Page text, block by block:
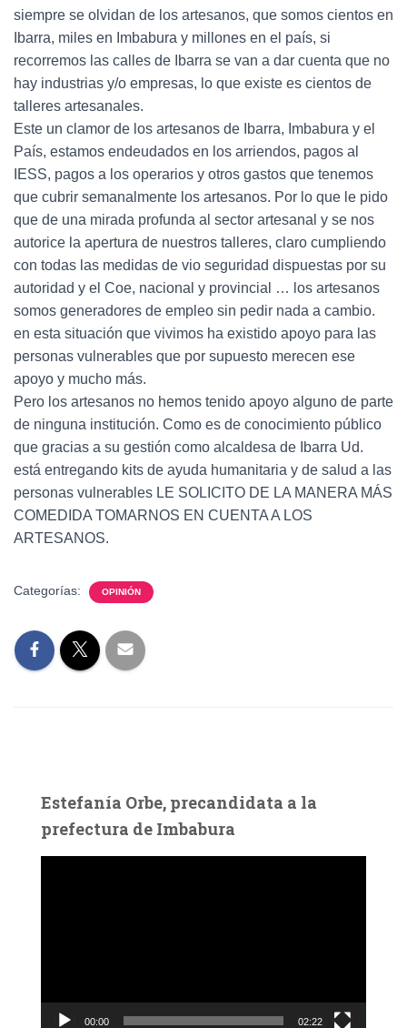
siempre se olvidan de los artesanos, que somos cientos en
Ibarra, miles en Imbabura y millones en el país, si
recorremos las calles de Ibarra se van a dar cuenta que no
hay industrias y/o empresas, lo que existe es cientos de
talleres artesanales.
Este un clamor de los artesanos de Ibarra, Imbabura y el
País, estamos endeudados en los arriendos, pagos al
IESS, pagos a los operarios y otros gastos que tenemos
que cubrir semanalmente los artesanos. Por lo que le pido
que de una mirada profunda al sector artesanal y se nos
autorice la apertura de nuestros talleres, claro cumpliendo
con todas las medidas de vio seguridad dispuestas por su
autoridad y el Coe, nacional y provincial … los artesanos
somos generadores de empleo sin pedir nada a cambio.
en esta situación que vivimos ha existido apoyo para las
personas vulnerables que por supuesto merecen ese
apoyo y mucho más.
Pero los artesanos no hemos tenido apoyo alguno de parte
de ninguna institución. Como es de conocimiento público
que gracias a su gestión como alcaldesa de Ibarra Ud.
está entregando kits de ayuda humanitaria y de salud a las
personas vulnerables LE SOLICITO DE LA MANERA MÁS
COMEDIDA TOMARNOS EN CUENTA A LOS
ARTESANOS.
Categorías: OPINIÓN
Estefanía Orbe, precandidata a la
prefectura de Imbabura
c
00:00 02:22